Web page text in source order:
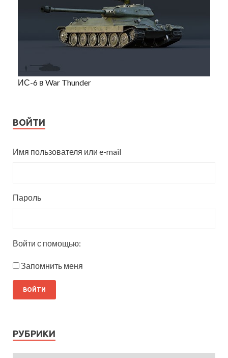
ИС-6 в War Thunder
ВОЙТИ
Имя пользователя или e-mail
Пароль
Войти с помощью:
Запомнить меня
РУБРИКИ